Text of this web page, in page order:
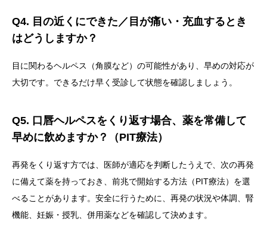
Q4. 目の近くにできた／目が痛い・充血するとき
はどうしますか？
目に関わるヘルペス（角膜など）の可能性があり、早めの対応が
大切です。できるだけ早く受診して状態を確認しましょう。
Q5. 口唇ヘルペスをくり返す場合、薬を常備して
早めに飲めますか？（PIT療法）
再発をくり返す方では、医師が適応を判断したうえで、次の再発
に備えて薬を持っておき、前兆で開始する方法（PIT療法）を選
べることがあります。安全に行うために、再発の状況や体調、腎
機能、妊娠・授乳、併用薬などを確認して決めます。